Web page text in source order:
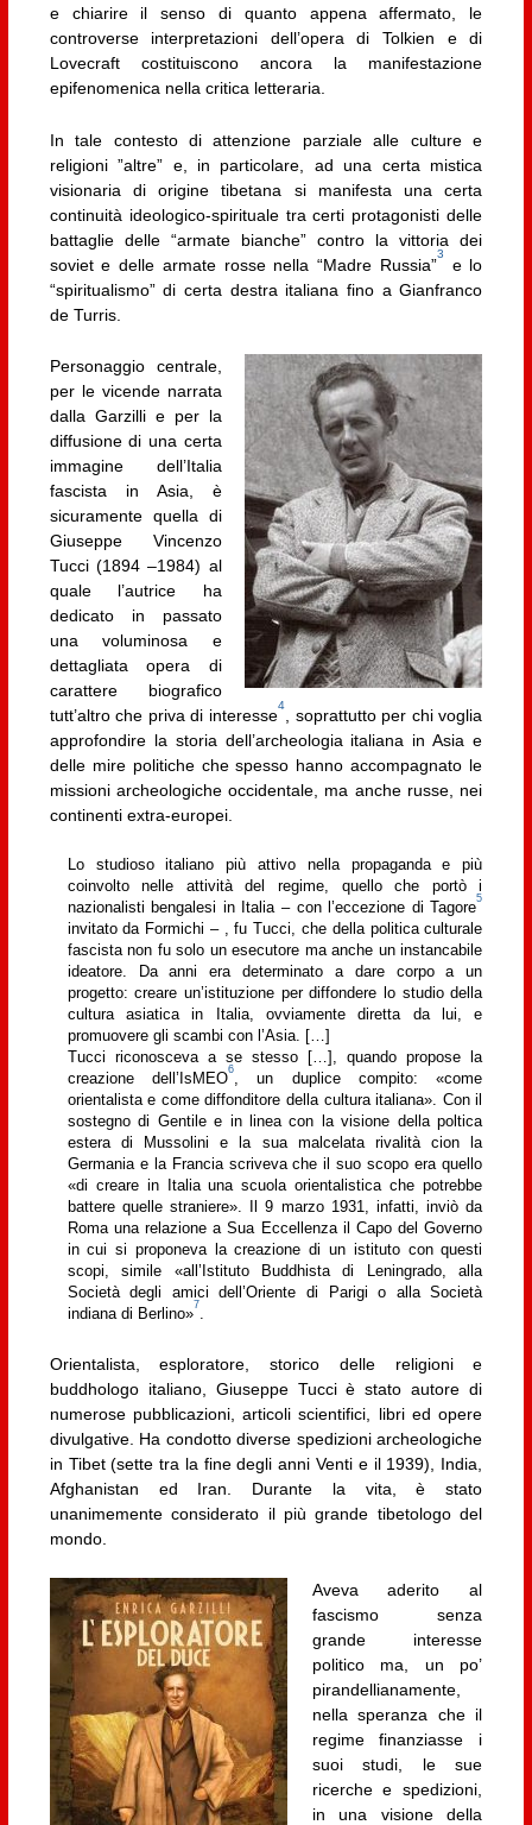
e chiarire il senso di quanto appena affermato, le
controverse interpretazioni dell’opera di Tolkien e di
Lovecraft costituiscono ancora la manifestazione
epifenomenica nella critica letteraria.
In tale contesto di attenzione parziale alle culture e
religioni ”altre” e, in particolare, ad una certa mistica
visionaria di origine tibetana si manifesta una certa
continuità ideologico-spirituale tra certi protagonisti delle
battaglie delle “armate bianche” contro la vittoria dei
soviet e delle armate rosse nella “Madre Russia”
3
e lo
“spiritualismo” di certa destra italiana fino a Gianfranco
de Turris.
Personaggio centrale,
per le vicende narrata
dalla Garzilli e per la
diffusione di una certa
immagine dell’Italia
fascista in Asia, è
sicuramente quella di
Giuseppe Vincenzo
Tucci (1894 –1984) al
quale l’autrice ha
dedicato in passato
una voluminosa e
dettagliata opera di
carattere biografico
tutt’altro che priva di interesse
4
, soprattutto per chi voglia
approfondire la storia dell’archeologia italiana in Asia e
delle mire politiche che spesso hanno accompagnato le
missioni archeologiche occidentale, ma anche russe, nei
continenti extra-europei.
Lo studioso italiano più attivo nella propaganda e più
coinvolto nelle attività del regime, quello che portò i
nazionalisti bengalesi in Italia – con l’eccezione di Tagore
5
invitato da Formichi – , fu Tucci, che della politica culturale
fascista non fu solo un esecutore ma anche un instancabile
ideatore. Da anni era determinato a dare corpo a un
progetto: creare un’istituzione per diffondere lo studio della
cultura asiatica in Italia, ovviamente diretta da lui, e
promuovere gli scambi con l’Asia. […]
Tucci riconosceva a se stesso […], quando propose la
creazione dell’IsMEO
6
, un duplice compito: «come
orientalista e come diffonditore della cultura italiana». Con il
sostegno di Gentile e in linea con la visione della poltica
estera di Mussolini e la sua malcelata rivalità cion la
Germania e la Francia scriveva che il suo scopo era quello
«di creare in Italia una scuola orientalistica che potrebbe
battere quelle straniere». Il 9 marzo 1931, infatti, inviò da
Roma una relazione a Sua Eccellenza il Capo del Governo
in cui si proponeva la creazione di un istituto con questi
scopi, simile «all’Istituto Buddhista di Leningrado, alla
Società degli amici dell’Oriente di Parigi o alla Società
indiana di Berlino»
7
.
Orientalista, esploratore, storico delle religioni e
buddhologo italiano, Giuseppe Tucci è stato autore di
numerose pubblicazioni, articoli scientifici, libri ed opere
divulgative. Ha condotto diverse spedizioni archeologiche
in Tibet (sette tra la fine degli anni Venti e il 1939), India,
Afghanistan ed Iran. Durante la vita, è stato
unanimemente considerato il più grande tibetologo del
mondo.
Aveva aderito al
fascismo senza
grande interesse
politico ma, un po’
pirandellianamente,
nella speranza che il
regime finanziasse i
suoi studi, le sue
ricerche e spedizioni,
in una visione della